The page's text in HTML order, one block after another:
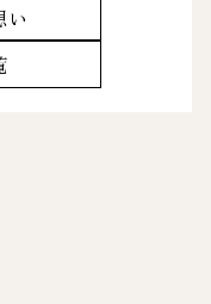
い